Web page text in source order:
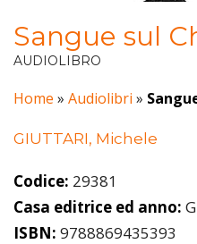
Sangue sul
AUDIOLIBRO
Home » Audiolibri »
GIUTTARI, Michele
Codice: 29381
Casa editrice ed anno:
ISBN: 9788869435393